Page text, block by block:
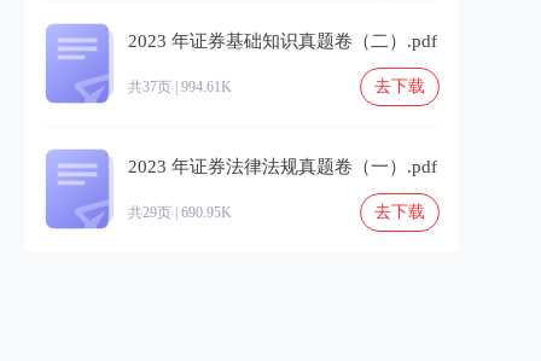
2023 年证券基础知识真题卷（二）.pdf
共37页 | 994.61K 去下载
2023 年证券法律法规真题卷（一）.pdf
共29页 | 690.95K 去下载